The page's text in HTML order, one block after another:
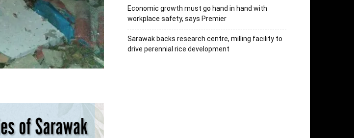
Economic growth must go hand in hand with
workplace safety, says Premier
Sarawak backs research centre, milling facility to
drive perennial rice development